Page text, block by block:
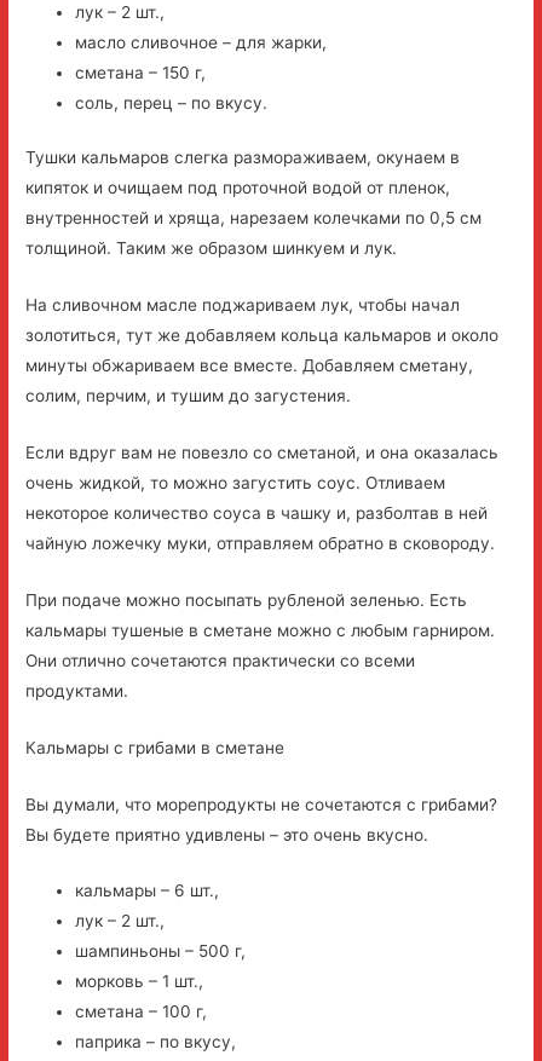
лук – 2 шт.,
масло сливочное – для жарки,
сметана – 150 г,
соль, перец – по вкусу.
Тушки кальмаров слегка размораживаем, окунаем в
кипяток и очищаем под проточной водой от пленок,
внутренностей и хряща, нарезаем колечками по 0,5 см
толщиной. Таким же образом шинкуем и лук.
На сливочном масле поджариваем лук, чтобы начал
золотиться, тут же добавляем кольца кальмаров и около
минуты обжариваем все вместе. Добавляем сметану,
солим, перчим, и тушим до загустения.
Если вдруг вам не повезло со сметаной, и она оказалась
очень жидкой, то можно загустить соус. Отливаем
некоторое количество соуса в чашку и, разболтав в ней
чайную ложечку муки, отправляем обратно в сковороду.
При подаче можно посыпать рубленой зеленью. Есть
кальмары тушеные в сметане можно с любым гарниром.
Они отлично сочетаются практически со всеми
продуктами.
Кальмары с грибами в сметане
Вы думали, что морепродукты не сочетаются с грибами?
Вы будете приятно удивлены – это очень вкусно.
кальмары – 6 шт.,
лук – 2 шт.,
шампиньоны – 500 г,
морковь – 1 шт.,
сметана – 100 г,
паприка – по вкусу,